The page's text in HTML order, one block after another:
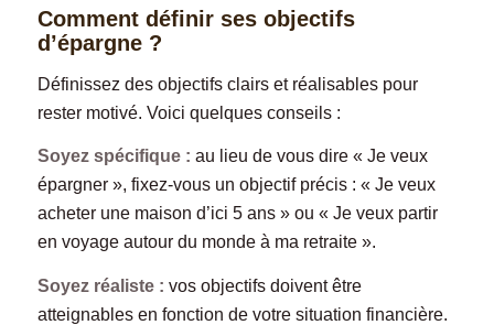
Comment définir ses objectifs
d’épargne ?
Définissez des objectifs clairs et réalisables pour
rester motivé. Voici quelques conseils :
Soyez spécifique : au lieu de vous dire « Je veux
épargner », fixez-vous un objectif précis : « Je veux
acheter une maison d’ici 5 ans » ou « Je veux partir
en voyage autour du monde à ma retraite ».
Soyez réaliste : vos objectifs doivent être
atteignables en fonction de votre situation financière.